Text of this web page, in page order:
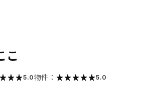
こ
5.0物件： 5.0